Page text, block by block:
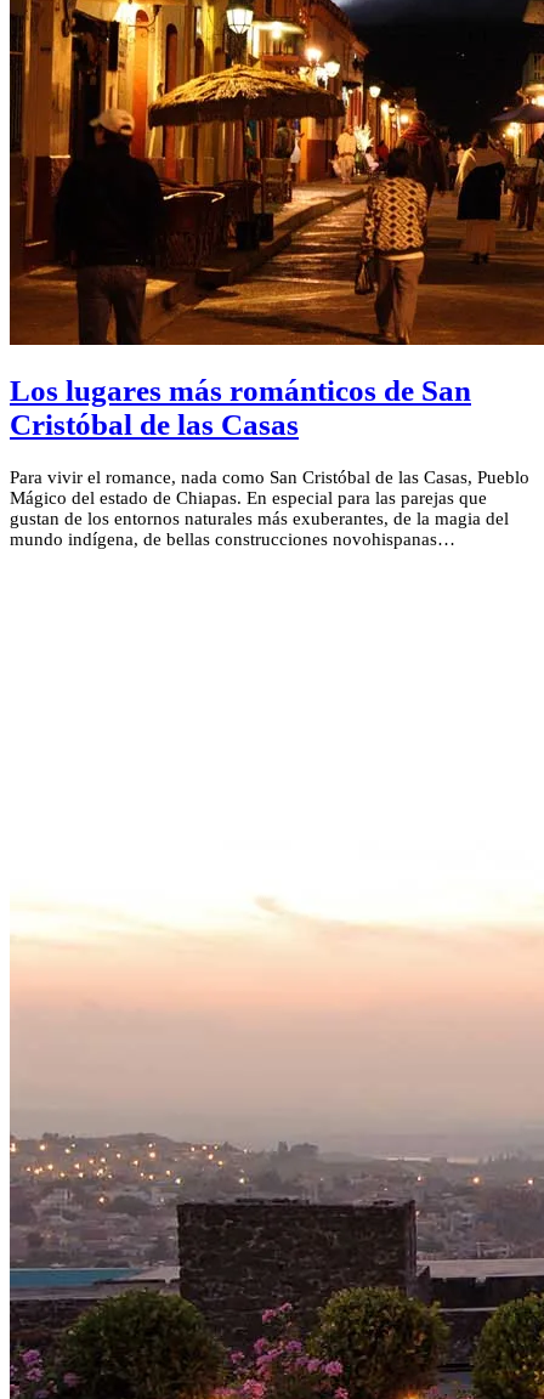
Los lugares más románticos de San
Cristóbal de las Casas
Para vivir el romance, nada como San Cristóbal de las Casas, Pueblo
Mágico del estado de Chiapas. En especial para las parejas que
gustan de los entornos naturales más exuberantes, de la magia del
mundo indígena, de bellas construcciones novohispanas…